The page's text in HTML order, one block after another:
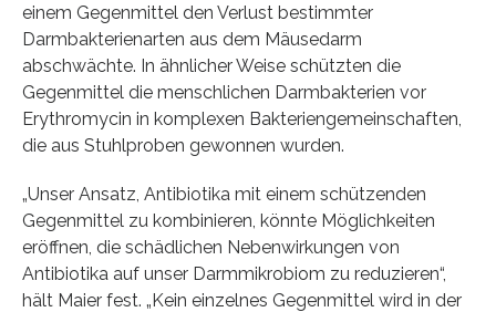
einem Gegenmittel den Verlust bestimmter
Darmbakterienarten aus dem Mäusedarm
abschwächte. In ähnlicher Weise schützten die
Gegenmittel die menschlichen Darmbakterien vor
Erythromycin in komplexen Bakteriengemeinschaften,
die aus Stuhlproben gewonnen wurden.
„Unser Ansatz, Antibiotika mit einem schützenden
Gegenmittel zu kombinieren, könnte Möglichkeiten
eröffnen, die schädlichen Nebenwirkungen von
Antibiotika auf unser Darmmikrobiom zu reduzieren“,
hält Maier fest. „Kein einzelnes Gegenmittel wird in der